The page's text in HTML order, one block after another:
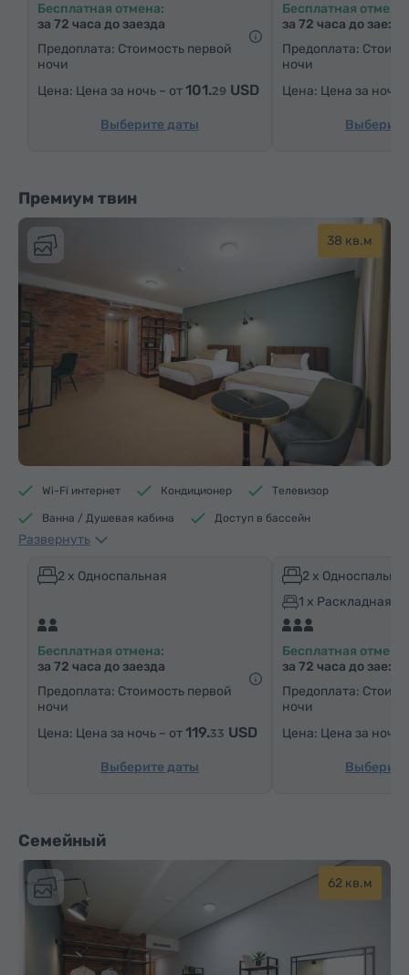
Шкаф/Гардероб Стул
Услуга «звонок-будильник»
Кабельные телеканалы Ковровые полы
Бутилировання вода Чай/Кофе
Утюг с гладильной доской (по запросу)
Бесплатная отмена:
за 72 часа до заезда
Предоплата: Стоимость первой
ночи
Цена за ночь – от 101.29 USD
Выберите даты
Бесплатная отмена:
за 72 часа до заезда
Предоплата:
ночи
Цена за ночь
Премиум твин
38 кв.м
Wi-Fi интернет Кондиционер Телевизор
Ванна / Душевая кабина Доступ в бассейн
Доступ в фитнес центр
Кофеварка/Чайник Электрический чайник
Халат
Тапочки Шкаф/Гардероб
Письменный стол Телефон
Кабельные телеканалы
Ковровые полы
Утюг с гладильной доской (по запросу)
Развернуть
2 x Односпальная
Бесплатная отмена:
за 72 часа до заезда
Предоплата: Стоимость первой
ночи
Цена за ночь – от 119.33 USD
Выберите даты
2 x
1 x Раскладная
Бесплатная отмена:
за 72 часа до заезда
Предоплата:
ночи
Цена за ночь
Семейный
62 кв.м